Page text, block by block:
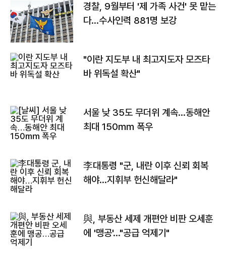
경찰, 9월부터 '제 가족 사건' 못 맡는
다…수사인력 881명 보강
"이란 지도부 내 최고지도자 모즈타
바 위독설 확산"
서울 낮 35도 무더위 계속…동해안
최대 150㎜ 폭우
李대통령 "군, 내란 이후 신뢰 회복
해야…지휘부 헌신해달라"
與, 부동산 세제 개편안 비판 오세훈
에 '맹공'…"공급 억제기"